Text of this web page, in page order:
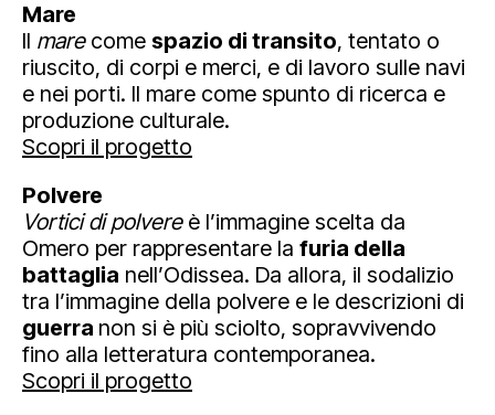
Mare
Il marecome spazio di transito, tentato o
riuscito, di corpi e merci, e di lavoro sulle navi
e nei porti. Il mare come spunto di ricerca e
produzione culturale.
Scopri il progetto
Polvere
Vortici di polvereè l’immagine scelta da
Omero per rappresentare la furia della
battaglia nell’Odissea. Da allora, il sodalizio
tra l’immagine della polvere e le descrizioni di
guerra non si è più sciolto, sopravvivendo
fino alla letteratura contemporanea.
Scopri il progetto